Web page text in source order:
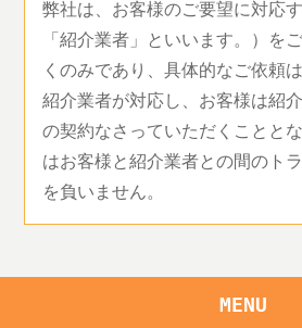
弊社は、お客様のご要望に対応す
「紹介業者」といいます。）を
くのみであり、具体的なご依頼
紹介業者が対応し、お客様は紹
の契約なさっていただくことと
はお客様と紹介業者との間のト
を負いません。
MENU